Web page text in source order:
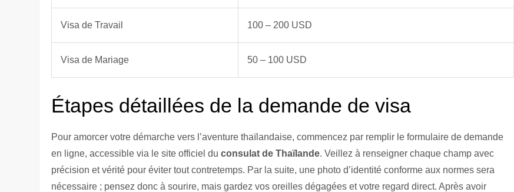
Visa de Travail 100 – 200 USD
Visa de Mariage 50 – 100 USD
Étapes détaillées de la demande de visa
Pour amorcer votre démarche vers l’aventure thaïlandaise, commencez par remplir le formulaire de demande
en ligne, accessible via le site officiel duconsulat de Thaïlande. Veillez à renseigner chaque champ avec
précision et vérité pour éviter tout contretemps. Par la suite, une photo d’identité conforme aux normes sera
nécessaire ; pensez donc à sourire, mais gardez vos oreilles dégagées et votre regard direct. Après avoir